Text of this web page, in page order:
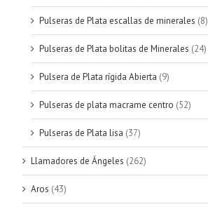
Pulseras de Plata escallas de minerales (8)
Pulseras de Plata bolitas de Minerales (24)
Pulsera de Plata rígida Abierta (9)
Pulseras de plata macrame centro (52)
Pulseras de Plata lisa (37)
Llamadores de Ángeles (262)
Aros (43)